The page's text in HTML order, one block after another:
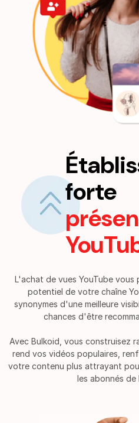
forte
L'achat de vues YouTube
potentiel de votre chaîne
synonymes d'une meilleure
chances d'être
Avec Bulkoid, vous construisez
rend vos vidéos populaires,
votre contenu plus attrayant
les abonnés de